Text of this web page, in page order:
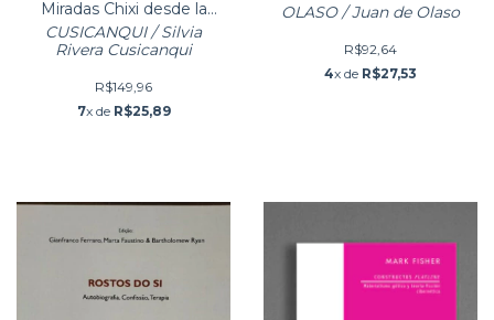
Miradas Chixi desde la
historia andina
CUSICANQUI / Silvia
Rivera Cusicanqui
R$149,96
7x de R$25,89
OLASO / Juan de Olaso
R$92,64
4x de R$27,53